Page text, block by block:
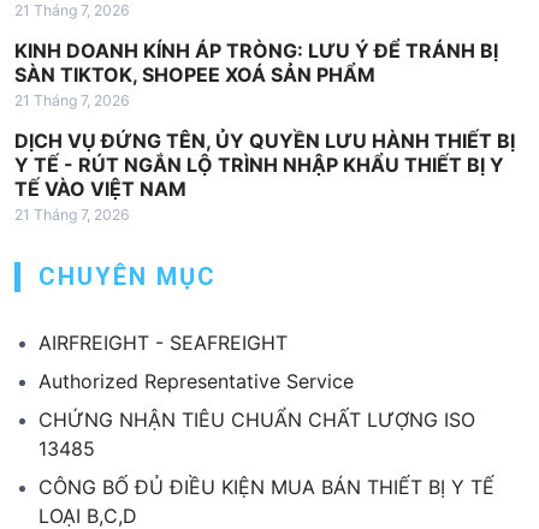
21 Tháng 7, 2026
KINH DOANH KÍNH ÁP TRÒNG: LƯU Ý ĐỂ TRÁNH BỊ
SÀN TIKTOK, SHOPEE XOÁ SẢN PHẨM
21 Tháng 7, 2026
DỊCH VỤ ĐỨNG TÊN, ỦY QUYỀN LƯU HÀNH THIẾT BỊ
Y TẾ - RÚT NGẮN LỘ TRÌNH NHẬP KHẨU THIẾT BỊ Y
TẾ VÀO VIỆT NAM
21 Tháng 7, 2026
CHUYÊN MỤC
AIRFREIGHT - SEAFREIGHT
Authorized Representative Service
CHỨNG NHẬN TIÊU CHUẨN CHẤT LƯỢNG ISO
13485
CÔNG BỐ ĐỦ ĐIỀU KIỆN MUA BÁN THIẾT BỊ Y TẾ
LOẠI B,C,D